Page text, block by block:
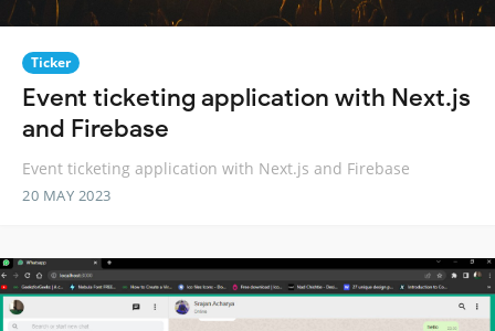
Ticker
Event ticketing application with Next.js
and Firebase
Event ticketing application with Next.js and Firebase
20 MAY 2023